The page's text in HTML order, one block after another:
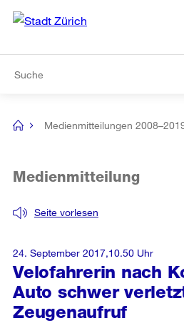
Navigation
[no
Medienmitteilungen
Velofahrerin nach
Auto schwer
Zeugenaufruf
Seite vorlesen
Medienmitteilung
24. September 2017,10.50 Uhr